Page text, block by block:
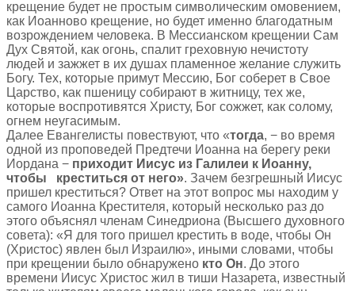
крещение будет не простым символическим омовением,
как Иоанново крещение, но будет именно благодатным
возрождением человека. В Мессианском крещении Сам
Дух Святой, как огонь, спалит греховную нечистоту
людей и зажжет в их душах пламенное желание служить
Богу. Тех, которые примут Мессию, Бог соберет в Свое
Царство, как пшеницу собирают в житницу, тех же,
которые воспротивятся Христу, Бог сожжет, как солому,
огнем неугасимым.
Далее Евангелисты повествуют, что «тогда, − во время
одной из проповедей Предтечи Иоанна на берегу реки
Иордана − приходит Иисус из Галилеи к Иоанну,
чтобы креститься от него». Зачем безгрешный Иисус
пришел креститься? Ответ на этот вопрос мы находим у
самого Иоанна Крестителя, который несколько раз до
этого объяснял членам Синедриона (Высшего духовного
совета): «Я для того пришел крестить в воде, чтобы Он
(Христос) явлен был Израилю», иными словами, чтобы
при крещении было обнаружено кто Он. До этого
времени Иисус Христос жил в тиши Назарета, известный